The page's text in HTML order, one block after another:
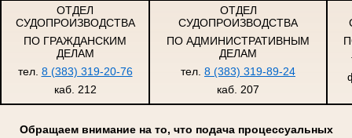
ОТДЕЛ
СУДОПРОИЗВОДСТВА
ПО ГРАЖДАНСКИМ
ДЕЛАМ
тел. 8 (383) 319-20-76
каб. 212
ОТДЕЛ
СУДОПРОИЗВОДСТВА
ПО АДМИНИСТРАТИВНЫМ
ДЕЛАМ
тел. 8 (383) 319-89-24
каб. 207
Обращаем внимание на то, что подача процессуальных